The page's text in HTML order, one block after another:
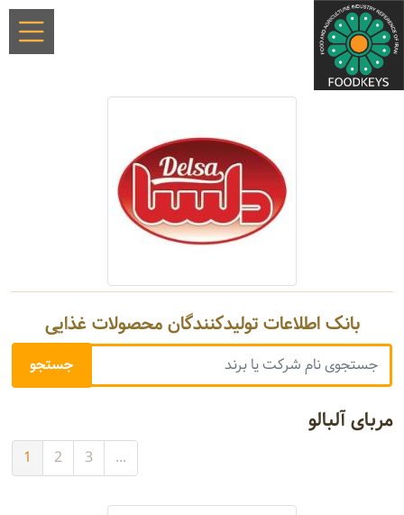
بانک اطلاعات تولیدکنندگان محصولات غذایی
مربای آلبالو
1 2 3 ...